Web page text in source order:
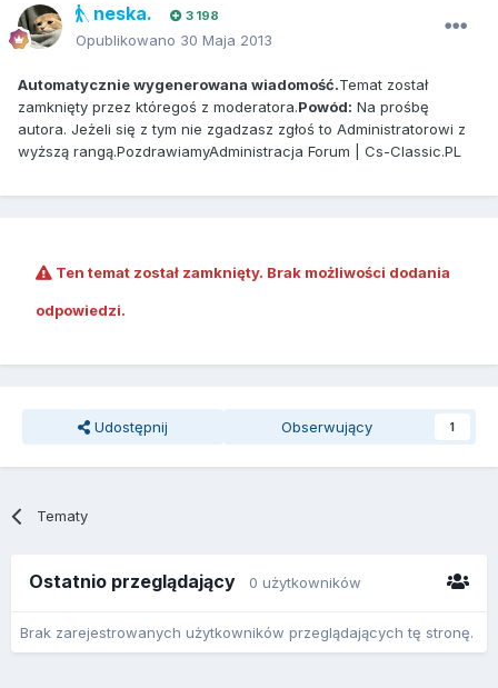
neska. 3 198
Opublikowano 30 Maja 2013
Automatycznie wygenerowana wiadomość.Temat został
zamknięty przez któregoś z moderatora.Powód: Na prośbę
autora. Jeżeli się z tym nie zgadzasz zgłoś to Administratorowi z
wyższą rangą.PozdrawiamyAdministracja Forum | Cs-Classic.PL
Ten temat został zamknięty. Brak możliwości dodania
odpowiedzi.
Udostępnij Obserwujący 1
Tematy
Ostatnio przeglądający 0 użytkowników
Brak zarejestrowanych użytkowników przeglądających tę stronę.